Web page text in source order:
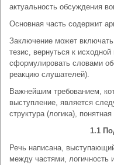
актуальность обсуждения
Основная часть содержит
Заключение может
тезис, вернуться к
сформулировать словами
реакцию слушателей).
Важнейшим требованием,
выступление, является
структура (логика),
1.1
Речь написана,
между частями, логичность